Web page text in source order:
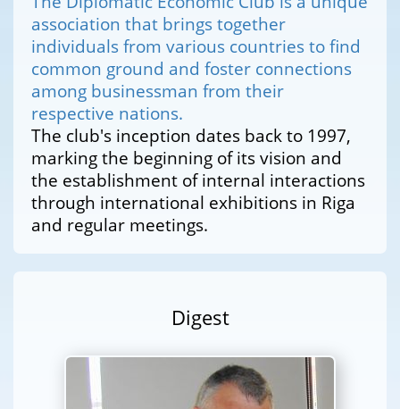
association that brings together
individuals from various countries to find
common ground and foster connections
among businessman from their
respective nations.
The club's inception dates back to 1997,
marking the beginning of its vision and
the establishment of internal interactions
through international exhibitions in Riga
and regular meetings.
Digest